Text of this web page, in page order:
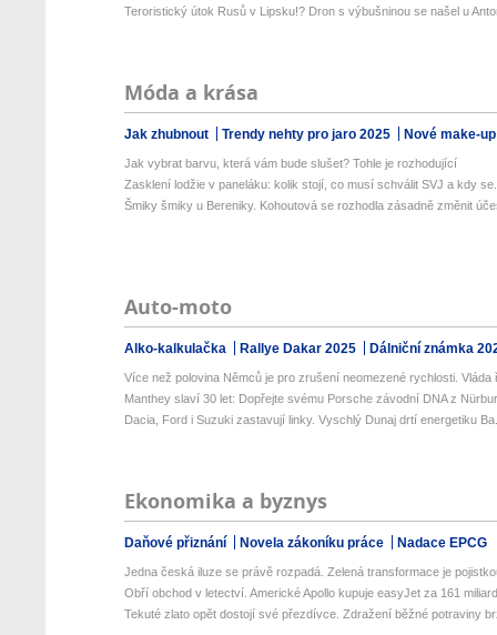
Teroristický útok Rusů v Lipsku!? Dron s výbušninou se našel u
Móda a krása
Jak zhubnout Trendy nehty pro jaro 2025 Nové make-
Jak vybrat barvu, která vám bude slušet? Tohle je rozhodující
Zasklení lodžie v paneláku: kolik stojí, co musí schválit SVJ a kdy
Šmiky šmiky u Bereniky. Kohoutová se rozhodla zásadně změnit
Auto-moto
Alko-kalkulačka Rallye Dakar 2025 Dálniční známka
Více než polovina Němců je pro zrušení neomezené rychlosti. Vláda
Manthey slaví 30 let: Dopřejte svému Porsche závodní DNA z
Dacia, Ford i Suzuki zastavují linky. Vyschlý Dunaj drtí energetiku
Ekonomika a byznys
Daňové přiznání Novela zákoníku práce Nadace EPCG
Jedna česká iluze se právě rozpadá. Zelená transformace je
Obří obchod v letectví. Americké Apollo kupuje easyJet za 161
Tekuté zlato opět dostojí své přezdívce. Zdražení běžné potraviny